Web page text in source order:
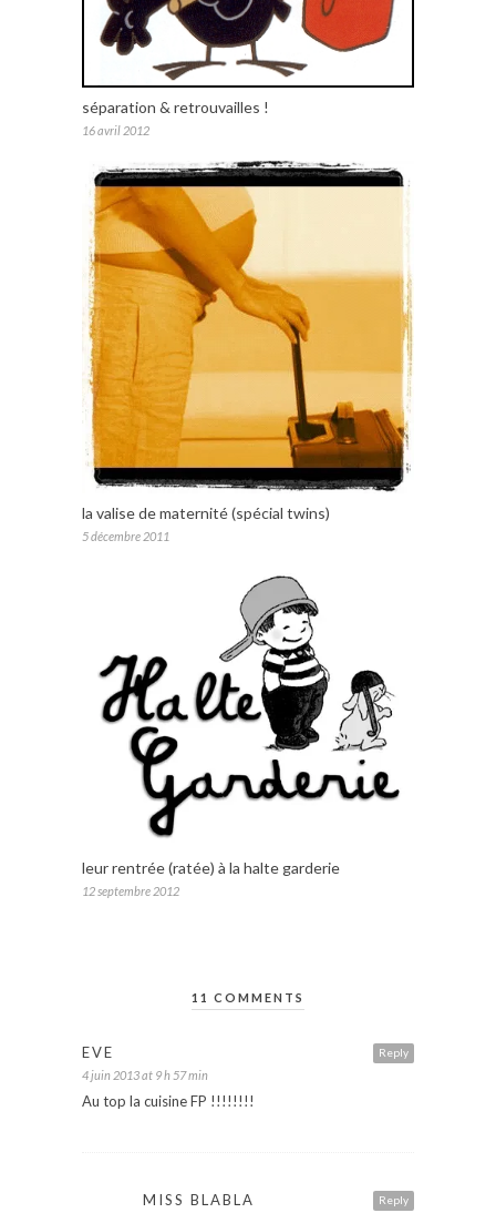
séparation & retrouvailles !
16 avril 2012
la valise de maternité (spécial twins)
5 décembre 2011
leur rentrée (ratée) à la halte garderie
12 septembre 2012
11 COMMENTS
Reply
EVE
4 juin 2013 at 9 h 57 min
Au top la cuisine FP !!!!!!!!
Reply
MISS BLABLA